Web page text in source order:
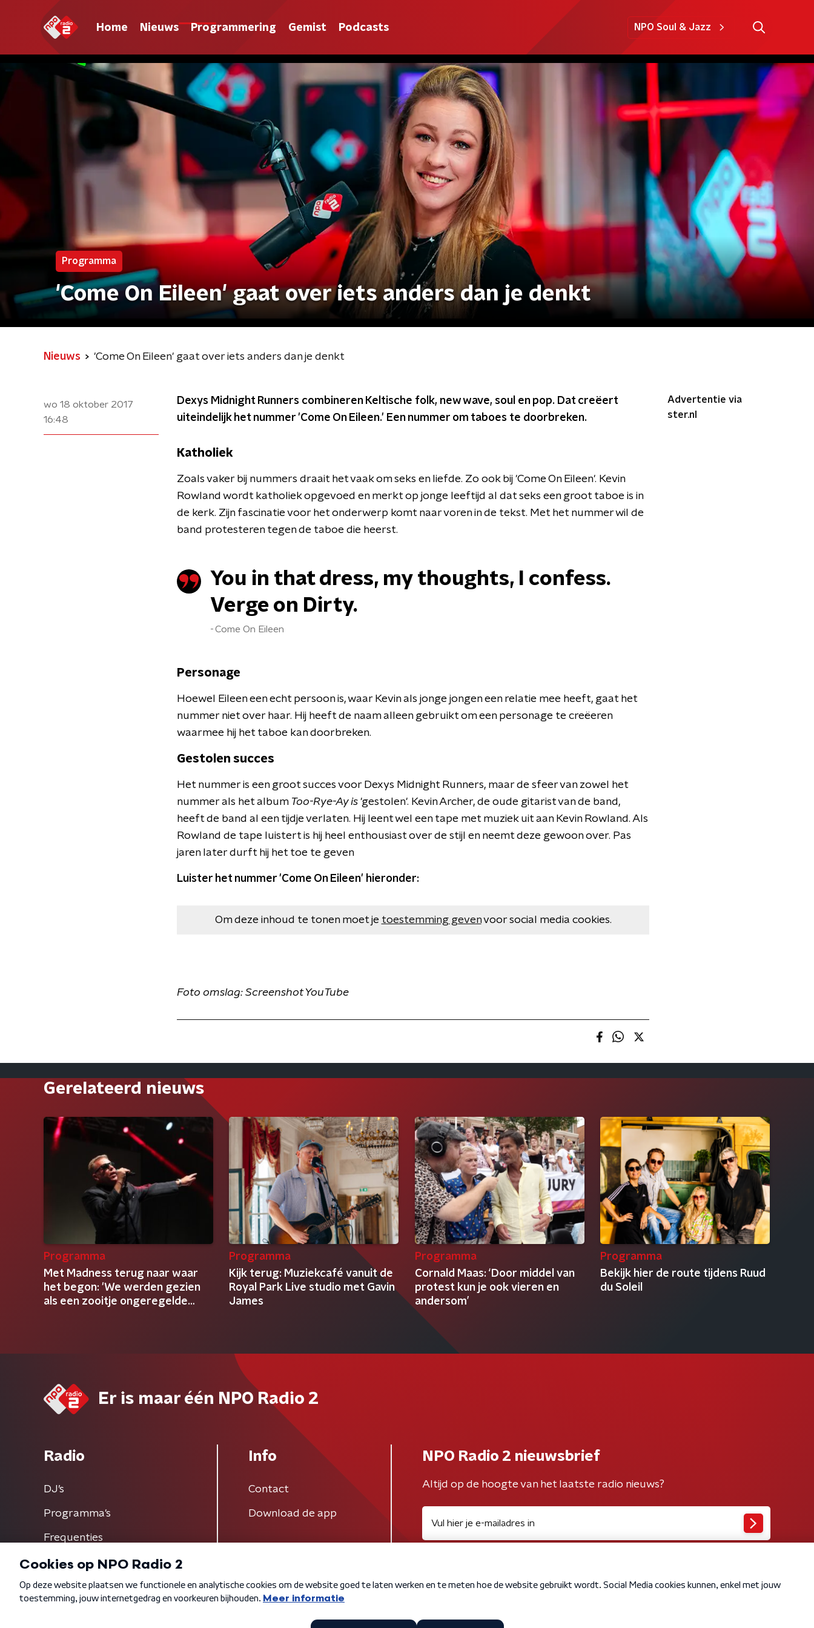
Home Nieuws Programmering Gemist Podcasts NPO Soul & Jazz
Programma
'Come On Eileen' gaat over iets anders dan je denkt
Nieuws 'Come On Eileen' gaat over iets anders dan je denkt
wo 18 oktober 2017
16:48
Dexys Midnight Runners combineren Keltische folk, new wave, soul en pop. Dat creëert
uiteindelijk het nummer 'Come On Eileen.' Een nummer om taboes te doorbreken.
Katholiek
Zoals vaker bij nummers draait het vaak om seks en liefde. Zo ook bij 'Come On Eileen'. Kevin
Rowland wordt katholiek opgevoed en merkt op jonge leeftijd al dat seks een groot taboe is in
de kerk. Zijn fascinatie voor het onderwerp komt naar voren in de tekst. Met het nummer wil de
band protesteren tegen de taboe die heerst.
You in that dress, my thoughts, I confess.
Verge on Dirty.
Come On Eileen
Personage
Hoewel Eileen een echt persoon is, waar Kevin als jonge jongen een relatie mee heeft, gaat het
nummer niet over haar. Hij heeft de naam alleen gebruikt om een personage te creëeren
waarmee hij het taboe kan doorbreken.
Gestolen succes
Het nummer is een groot succes voor Dexys Midnight Runners, maar de sfeer van zowel het
nummer als het album Too-Rye-Ay is 'gestolen'. Kevin Archer, de oude gitarist van de band,
heeft de band al een tijdje verlaten. Hij leent wel een tape met muziek uit aan Kevin Rowland. Als
Rowland de tape luistert is hij heel enthousiast over de stijl en neemt deze gewoon over. Pas
jaren later durft hij het toe te geven
Luister het nummer 'Come On Eileen' hieronder:
Om deze inhoud te tonen moet je toestemming gevenvoor social media cookies.
Foto omslag: Screenshot YouTube
Advertentie via
ster.nl
Gerelateerd nieuws
Programma
Met Madness terug naar waar
het begon: 'We werden gezien
als een zooitje ongeregelde
Programma
Kijk terug: Muziekcafé vanuit de
Royal Park Live studio met Gavin
James
Programma
Cornald Maas: ‘Door middel van
protest kun je ook vieren en
andersom’
Programma
Bekijk hier de route tijdens Ruud
du Soleil
Er is maar één NPO Radio 2
Radio
DJ’s
Programma's
Frequenties
Info
Contact
Download de app
NPO Radio 2 nieuwsbrief
Altijd op de hoogte van het laatste radio nieuws?
Algemene voorwaarden Privacybeleid